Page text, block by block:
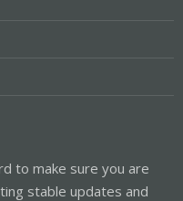
to make sure you are
stable updates and